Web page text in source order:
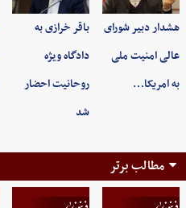
هشدار دبیر شورای
عالی امنیت ملی
به امریکا…
باقر خرازی به
دادگاه ویژه
روحانیت احضار
شد
مطالب برتر